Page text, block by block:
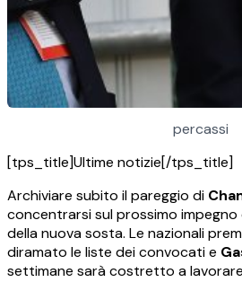
percassi
[tps_title]Ultime notizie[/tps_title]
Archiviare subito il pareggio di
concentrarsi sul prossimo impegno
della nuova sosta. Le nazionali
diramato le liste dei convocati e
settimane sarà costretto a